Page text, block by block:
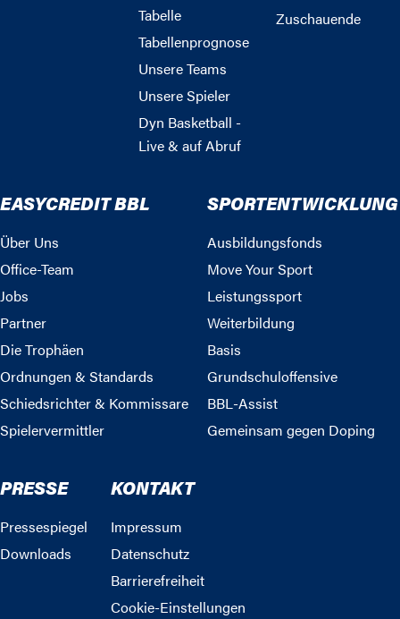
Tabelle
Tabellenprognose
Unsere Teams
Unsere Spieler
Dyn Basketball -
Live & auf Abruf
Zuschauende
EASYCREDIT BBL
Über Uns
Office-Team
Jobs
Partner
Die Trophäen
Ordnungen & Standards
Schiedsrichter & Kommissare
Spielervermittler
SPORTENTWICKLUNG
Ausbildungsfonds
Move Your Sport
Leistungssport
Weiterbildung
Basis
Grundschuloffensive
BBL-Assist
Gemeinsam gegen Doping
PRESSE
Pressespiegel
Downloads
KONTAKT
Impressum
Datenschutz
Barrierefreiheit
Cookie-Einstellungen